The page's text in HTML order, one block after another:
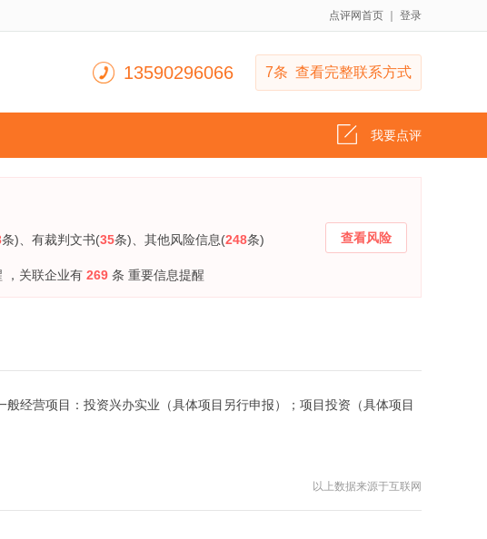
点评网首页 登录
13590296066 7条 查看完整联系方式
我要点评
条) 、有裁判文书(35条) 、其他风险信息(248条)
，关联企业有 269 条 重要信息提醒
查看风险
经营项目：投资兴办实业（具体项目另行申报）；项目投资（具体项目
以上数据来源于互联网